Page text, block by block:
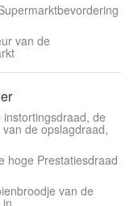
van de
de
de opslagdraad,
hoge Prestatiesdraad
van de